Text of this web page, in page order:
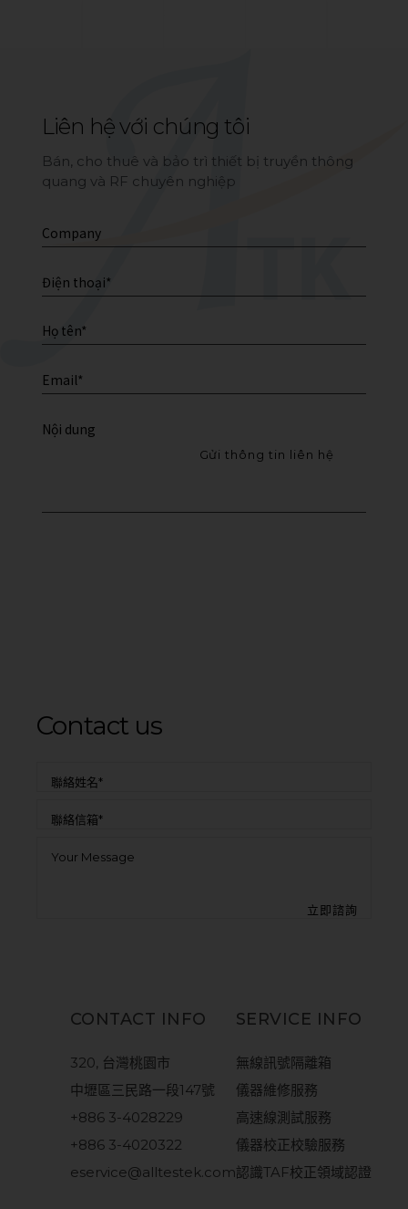
Liên hệ với chúng tôi
Bán, cho thuê và bảo trì thiết bị truyền thông
quang và RF chuyên nghiệp
Contact us
CONTACT INFO
320, 台灣桃園市
中壢區三民路一段147號
+886 3-4028229
+886 3-4020322
eservice@alltestek.com
SERVICE INFO
無線訊號隔離箱
儀器維修服務
高速線測試服務
儀器校正校驗服務
認識TAF校正領域認證